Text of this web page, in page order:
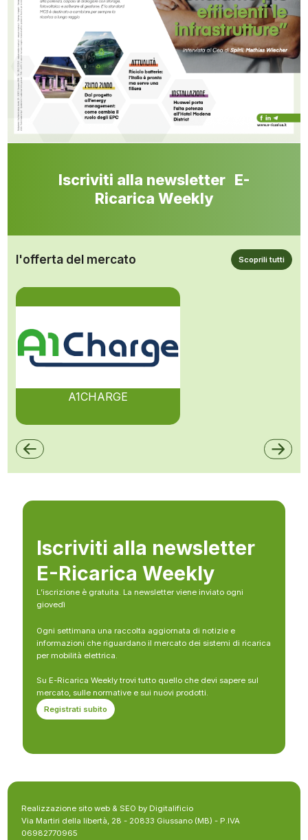
Iscriviti alla newsletter E-
Ricarica Weekly
l'offerta del mercato Scoprili tutti
A1CHARGE
Iscriviti alla newsletter
E-Ricarica Weekly
L’iscrizione è gratuita. La newsletter viene inviato ogni
giovedì
Ogni settimana una raccolta aggiornata di notizie e
informazioni che riguardano il mercato dei sistemi di ricarica
per mobilità elettrica.
Su E-Ricarica Weekly trovi tutto quello che devi sapere sul
mercato, sulle normative e sui nuovi prodotti.
Registrati subito
Realizzazione sito web & SEO by Digitalificio
Via Martiri della libertà, 28 - 20833 Giussano (MB) - P.IVA
06982770965